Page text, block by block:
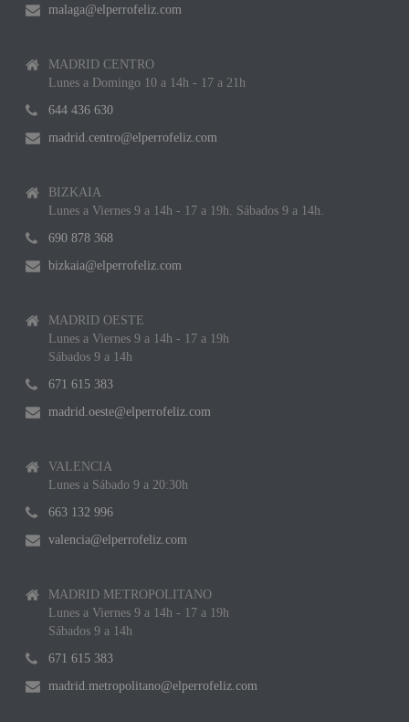
malaga@elperrofeliz.com
MADRID CENTRO
Lunes a Domingo 10 a 14h - 17 a 21h
644 436 630
madrid.centro@elperrofeliz.com
BIZKAIA
Lunes a Viernes 9 a 14h - 17 a 19h. Sábados 9 a 14h.
690 878 368
bizkaia@elperrofeliz.com
MADRID OESTE
Lunes a Viernes 9 a 14h - 17 a 19h
Sábados 9 a 14h
671 615 383
madrid.oeste@elperrofeliz.com
VALENCIA
Lunes a Sábado 9 a 20:30h
663 132 996
valencia@elperrofeliz.com
MADRID METROPOLITANO
Lunes a Viernes 9 a 14h - 17 a 19h
Sábados 9 a 14h
671 615 383
madrid.metropolitano@elperrofeliz.com